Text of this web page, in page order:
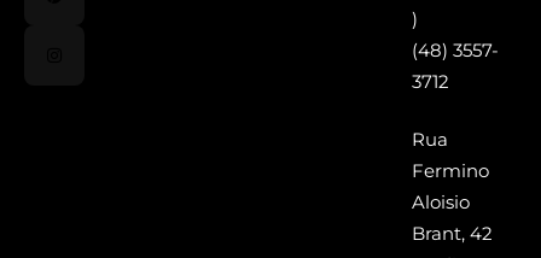
)
(48) 3557-
3712
Rua
Fermino
Aloisio
Brant, 42